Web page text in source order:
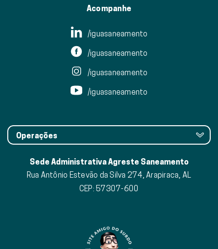
Acompanhe
/iguasaneamento
/iguasaneamento
/iguasaneamento
/iguasaneamento
Operações
Sede Administrativa Agreste Saneamento
Rua Antônio Estevão da Silva 274, Arapiraca, AL
CEP: 57307-600